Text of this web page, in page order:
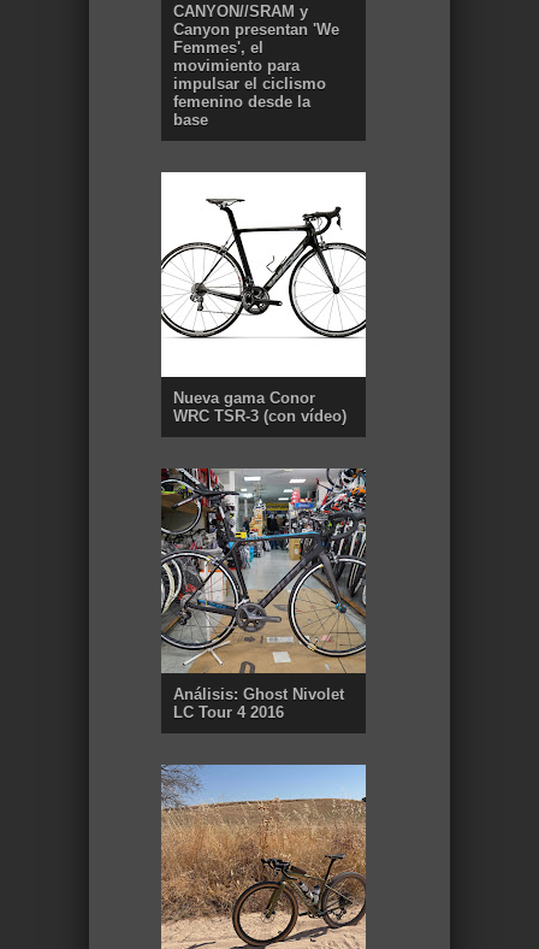
CANYON//SRAM y
Canyon presentan 'We
Femmes', el
movimiento para
impulsar el ciclismo
femenino desde la
base
Nueva gama Conor
WRC TSR-3 (con vídeo)
Análisis: Ghost Nivolet
LC Tour 4 2016